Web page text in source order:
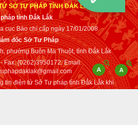
SỞ TƯ PHÁP TỈNH ĐẮK LẮK
tỉnh Đắk Lắk
cục Báo chí cấp ngày 17/01/2008
đốc Sở Tư Pháp
phường Buôn Ma Thuột, tỉnh Đắk Lắk
Fax: (0262)3950172. Email:
tin điện tử Sở Tư pháp tỉnh Đắk Lắk khi